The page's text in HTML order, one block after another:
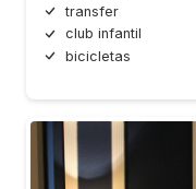
transfer
club infantil
bicicletas